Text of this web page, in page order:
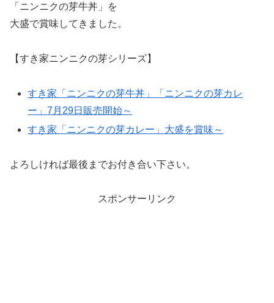
「ニンニクの芽牛丼」を
大盛で賞味してきました。
【すき家ニンニクの芽シリーズ】
すき家「ニンニクの芽牛丼」「ニンニクの芽カレ
ー」7月29日販売開始～
すき家「ニンニクの芽カレー」大盛を賞味～
よろしければ最後までお付き合い下さい。
スポンサーリンク